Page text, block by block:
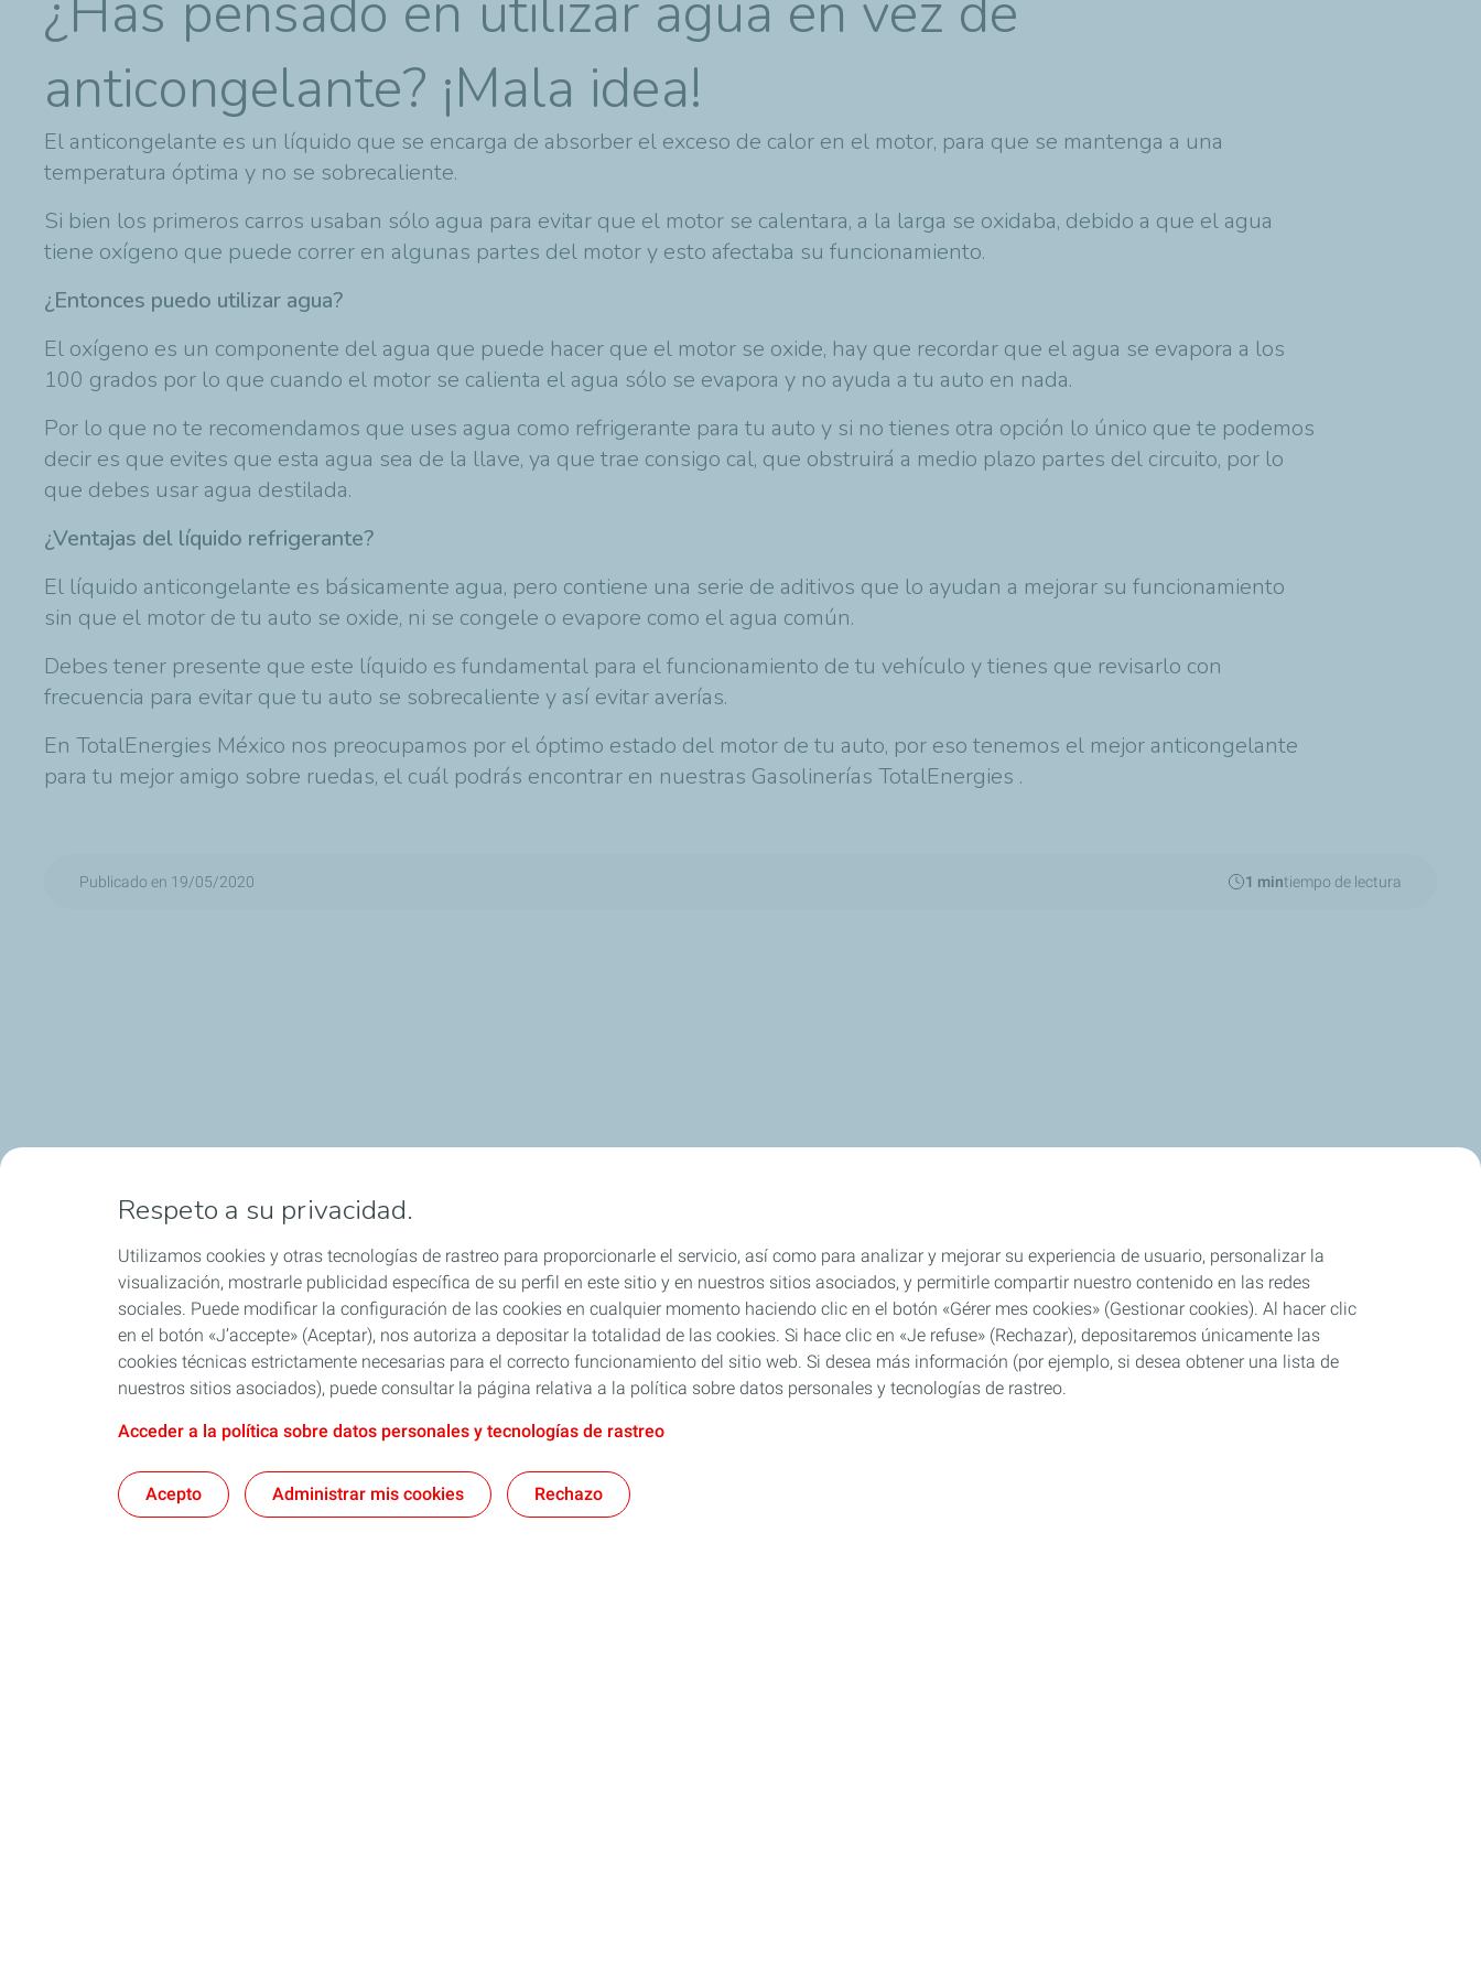
anticongelante? ¡Mala idea!
El anticongelante es un líquido que se encarga de absorber el exceso de calor en el motor, para que se mantenga a una
temperatura óptima y no se sobrecaliente.
Si bien los primeros carros usaban sólo agua para evitar que el motor se calentara, a la larga se oxidaba, debido a que el agua
tiene oxígeno que puede correr en algunas partes del motor y esto afectaba su funcionamiento.
¿Entonces puedo utilizar agua?
El oxígeno es un componente del agua que puede hacer que el motor se oxide, hay que recordar que el agua se evapora a los
100 grados por lo que cuando el motor se calienta el agua sólo se evapora y no ayuda a tu auto en nada.
Por lo que no te recomendamos que uses agua como refrigerante para tu auto y si no tienes otra opción lo único que te podemos
decir es que evites que esta agua sea de la llave, ya que trae consigo cal, que obstruirá a medio plazo partes del circuito, por lo
que debes usar agua destilada.
¿Ventajas del líquido refrigerante?
El líquido anticongelante es básicamente agua, pero contiene una serie de aditivos que lo ayudan a mejorar su funcionamiento
sin que el motor de tu auto se oxide, ni se congele o evapore como el agua común.
Debes tener presente que este líquido es fundamental para el funcionamiento de tu vehículo y tienes que revisarlo con
frecuencia para evitar que tu auto se sobrecaliente y así evitar averías.
En TotalEnergies México nos preocupamos por el óptimo estado del motor de tu auto, por eso tenemos el mejor anticongelante
para tu mejor amigo sobre ruedas, el cuál podrás encontrar en nuestras Gasolinerías TotalEnergies .
Publicado en 19/05/2020 1 mintiempo de lectura
Respeto a su privacidad.
Utilizamos cookies y otras tecnologías de rastreo para proporcionarle el servicio, así como para analizar y mejorar su experiencia de usuario, personalizar la
visualización, mostrarle publicidad específica de su perfil en este sitio y en nuestros sitios asociados, y permitirle compartir nuestro contenido en las redes
sociales. Puede modificar la configuración de las cookies en cualquier momento haciendo clic en el botón «Gérer mes cookies» (Gestionar cookies). Al hacer clic
en el botón «J’accepte» (Aceptar), nos autoriza a depositar la totalidad de las cookies. Si hace clic en «Je refuse» (Rechazar), depositaremos únicamente las
cookies técnicas estrictamente necesarias para el correcto funcionamiento del sitio web. Si desea más información (por ejemplo, si desea obtener una lista de
nuestros sitios asociados), puede consultar la página relativa a la política sobre datos personales y tecnologías de rastreo.
Acceder a la política sobre datos personales y tecnologías de rastreo
Acepto Administrar mis cookies Rechazo